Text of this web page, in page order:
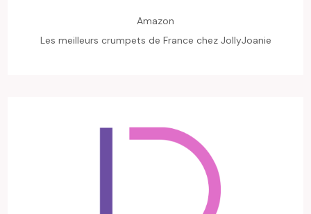
Amazon
Les meilleurs crumpets de France chez JollyJoanie